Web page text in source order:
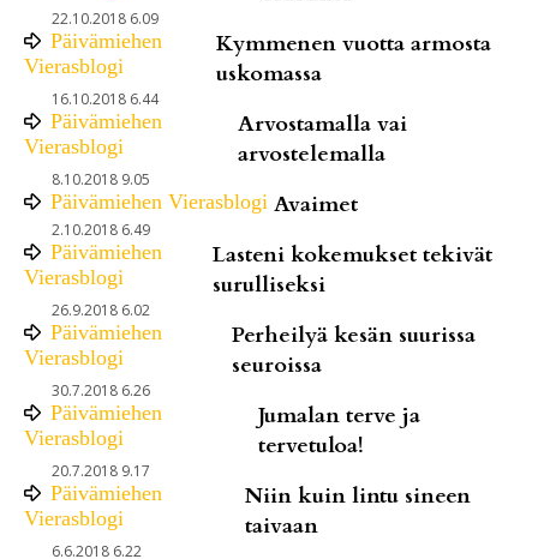
22.10.2018 6.09
Päivämiehen
Vierasblogi
Kymmenen vuotta armosta
uskomassa
16.10.2018 6.44
Päivämiehen
Vierasblogi
Arvostamalla vai
arvostelemalla
8.10.2018 9.05
Päivämiehen Vierasblogi Avaimet
2.10.2018 6.49
Päivämiehen
Vierasblogi
Lasteni kokemukset tekivät
surulliseksi
26.9.2018 6.02
Päivämiehen
Vierasblogi
Perheilyä kesän suurissa
seuroissa
30.7.2018 6.26
Päivämiehen
Vierasblogi
Jumalan terve ja
tervetuloa!
20.7.2018 9.17
Päivämiehen
Vierasblogi
Niin kuin lintu sineen
taivaan
6.6.2018 6.22